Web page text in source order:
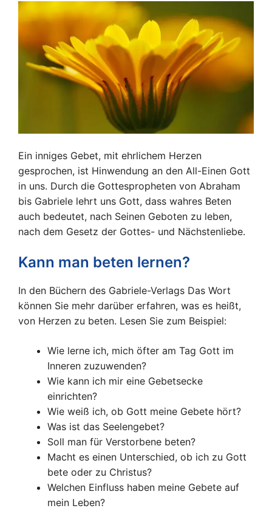
Ein inniges Gebet, mit ehrlichem Herzen
gesprochen, ist Hinwendung an den All-Einen Gott
in uns. Durch die Gottespropheten von Abraham
bis Gabriele lehrt uns Gott, dass wahres Beten
auch bedeutet, nach Seinen Geboten zu leben,
nach dem Gesetz der Gottes- und Nächstenliebe.
Kann man beten lernen?
In den Büchern des Gabriele-Verlags Das Wort
können Sie mehr darüber erfahren, was es heißt,
von Herzen zu beten. Lesen Sie zum Beispiel:
Wie lerne ich, mich öfter am Tag Gott im
Inneren zuzuwenden?
Wie kann ich mir eine Gebetsecke
einrichten?
Wie weiß ich, ob Gott meine Gebete hört?
Was ist das Seelengebet?
Soll man für Verstorbene beten?
Macht es einen Unterschied, ob ich zu Gott
bete oder zu Christus?
Welchen Einfluss haben meine Gebete auf
mein Leben?